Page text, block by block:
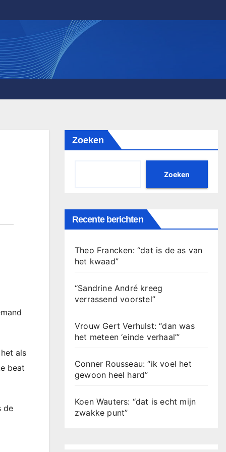
als
beat
de
Zoeken
Zoeken
Recente berichten
Theo Francken: “dat is de as van
het kwaad”
“Sandrine André kreeg
verrassend voorstel”
Vrouw Gert Verhulst: “dan was
het meteen ‘einde verhaal’”
Conner Rousseau: “ik voel het
gewoon heel hard”
Koen Wauters: “dat is echt mijn
zwakke punt”